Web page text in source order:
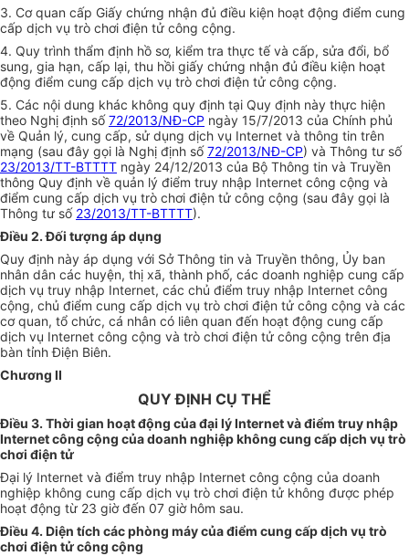
3. Cơ quan cấp Giấy chứng nhận đủ điều kiện hoạt động điểm cung
cấp dịch vụ trò chơi điện tử công cộng.
4. Quy trình thẩm định hồ sơ, kiểm tra thực tế và cấp, sửa đổi, bổ
sung, gia hạn, cấp lại, thu hồi giấy chứng nhận đủ điều kiện hoạt
động điểm cung cấp dịch vụ trò chơi điện tử công cộng.
5. Các nội dung khác không quy định tại Quy định này thực hiện
theo Nghị định số72/2013/NĐ-CP ngày 15/7/2013 của Chính phủ
về Quản lý, cung cấp, sử dụng dịch vụ Internet và thông tin trên
mạng (sau đây gọi là Nghị định số72/2013/NĐ-CP) và Thông tư số
23/2013/TT-BTTTT ngày 24/12/2013 của Bộ Thông tin và Truyền
thông Quy định về quản lý điểm truy nhập Internet công cộng và
điểm cung cấp dịch vụ trò chơi điện tử công cộng (sau đây gọi là
Thông tư số 23/2013/TT-BTTTT).
Điều 2. Đối tượng áp dụng
Quy định này áp dụng với Sở Thông tin và Truyền thông, Ủy ban
nhân dân các huyện, thị xã, thành phố, các doanh nghiệp cung cấp
dịch vụ truy nhập Internet, các chủ điểm truy nhập Internet công
cộng, chủ điểm cung cấp dịch vụ trò chơi điện tử công cộng và các
cơ quan, tổ chức, cá nhân có liên quan đến hoạt động cung cấp
dịch vụ Internet công cộng và trò chơi điện tử công cộng trên địa
bàn tỉnh Điện Biên.
Chương II
QUY ĐỊNH CỤ THỂ
Điều 3. Thời gian hoạt động của đại lý Internet và điểm truy nhập
Internet công cộng của doanh nghiệp không cung cấp dịch vụ trò
chơi điện tử
Đại lý Internet và điểm truy nhập Internet công cộng của doanh
nghiệp không cung cấp dịch vụ trò chơi điện tử không được phép
hoạt động từ 23 giờ đến 07 giờ hôm sau.
Điều 4. Diện tích các phòng máycủađiểm cung cấp dịch vụ trò
chơi điện tử công cộng